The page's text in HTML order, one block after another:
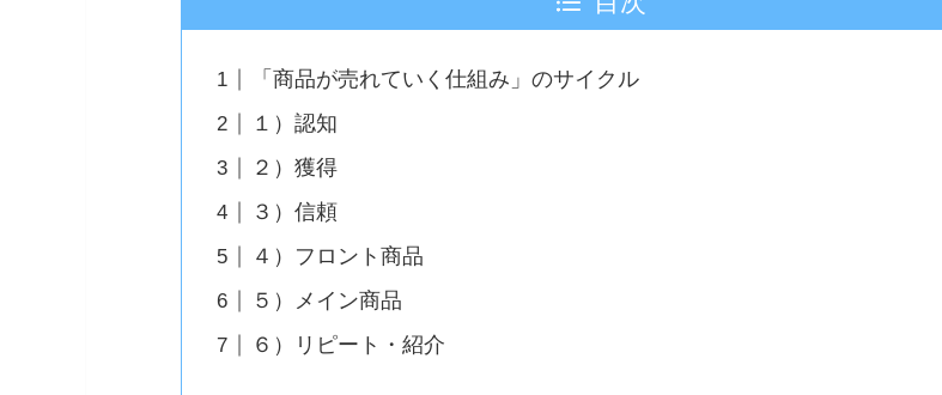
「商品が売れていく仕組み」のサイクル
１）認知
２）獲得
３）信頼
４）フロント商品
５）メイン商品
６）リピート・紹介